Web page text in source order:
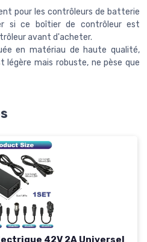
pour les contrôleurs de batterie
si ce boîtier de contrôleur est
avant d'acheter.
en matériau de haute qualité,
mais robuste, ne pèse que
42V 2A Universel